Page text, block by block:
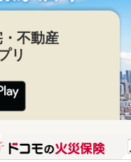
不動産
リ